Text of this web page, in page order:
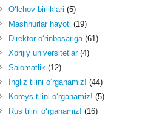
O‘lchov birliklari (5)
Mashhurlar hayoti (19)
Direktor o‘rinbosariga(61)
Xorijiy universitetlar(4)
Salomatlik(12)
Ingliz tilini o‘rganamiz! (44)
Koreys tilini o‘rganamiz! (5)
Rus tilini o‘rganamiz! (16)